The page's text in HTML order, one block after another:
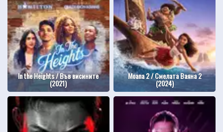
In the Heights / Във висините
(2021)
Moana 2 / Смелата Ваяна 2
(2024)